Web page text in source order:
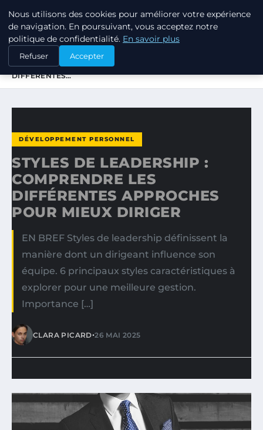
TUEZ-LES TOUS
ACCUEIL
DÉVELOPPEMENT PERSONNEL
STYLES DE LEADERSHIP : COMPRENDRE LES
DIFFÉRENTES…
DÉVELOPPEMENT PERSONNEL
STYLES DE LEADERSHIP :
COMPRENDRE LES
DIFFÉRENTES APPROCHES
POUR MIEUX DIRIGER
EN BREF Styles de leadership définissent la
manière dont un dirigeant influence son
équipe. 6 principaux styles caractéristiques à
explorer pour une meilleure gestion.
Importance […]
CLARA PICARD•26 MAI 2025
Nous utilisons des cookies pour améliorer votre expérience
de navigation. En poursuivant, vous acceptez notre
politique de confidentialité. En savoir plus
Refuser Accepter